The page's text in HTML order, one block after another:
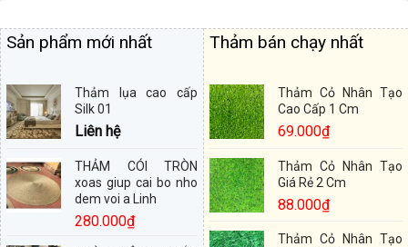
Sản phẩm mới nhất
Thảm lụa cao cấp
Silk 01
Liên hệ
THẢM CÓI TRÒN
xoas giup cai bo nho
dem voi a Linh
280.000₫
Thảm bán chạy nhất
Thảm Cỏ Nhân Tạo
Cao Cấp 1 Cm
69.000₫
Thảm Cỏ Nhân Tạo
Giá Rẻ 2 Cm
88.000₫
Thảm Cỏ Nhân Tạo